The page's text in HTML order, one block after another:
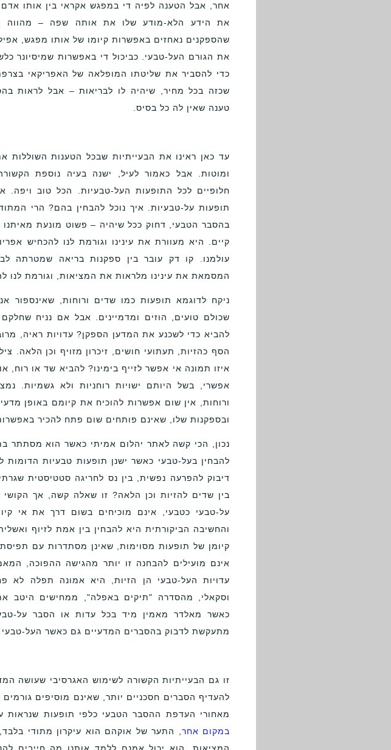
אחר, אבל הטענה לפיה די במפגש אקראי בין אותו אדם
את הידע הלא-מודע שלו את אותה שפה – מהווה
שהספקנים נאחזים באפשרות קיומו של אותו מפגש,
את הגורם העל-טבעי. כביכול די באפשרות שמיסיונר
כדי להסביר את שליטתו המופלאה של האפריקאי
שכזה בכל מחיר, שיהיה לו לבריאות – אבל לראות
טענה שאין לה כל בסיס.
עד כאן ראינו את הבעייתיות שבכל הטענות השוללות
ומוטות. אבל כאמור לעיל, ישנה בעיה נוספת
חלופיים לכל התופעות העל-טבעיות. הכל טוב ויפה.
תופעות על-טבעיות. איך נוכל להבחין בהם? הרי
בהסבר הטבעי, דחוק ככל שיהיה – פשוט מונעת
קיים. היא מעוורת את עינינו וגורמת לנו להכחיש
עולמנו. קו דק עובר בין ספקנות בריאה שמטרתה
המסמאת את עינינו מלראות את המציאות, וגורמת לנו
ניקח לדוגמא תופעות כמו שדים ורוחות, שאינספור
שכולם טועים, הוזים ומדמיינים. אבל אם נניח
להביא כדי לשכנע את המדען הספקן? עדויות ראיה,
הסף כהזיות, תעתועי חושים, זיכרון מזויף וכן הלאה.
איזו תמונה אי אפשר לזייף בימינו? להביא שד או
אפשרי, בשל היותם ישויות רוחניות ולא גשמיות.
ורוחות, אין שום אפשרות להוכיח את קיומם באופן
ובספקנות שלו, שאינם פותחים שום פתח להכיר באפשרות
נכון, הכי קשה לאתר יהלום אמיתי כאשר הוא מסתתר
להבחין בעל-טבעי כאשר ישנן תופעות טבעיות הדומות
דיבוק להפרעה נפשית, בין נס לחריגה סטטיסטית
בין שדים להזיות וכן הלאה? זו שאלה קשה, אך הקושי
על-טבעי כטבעי, אינם מוכיחים בשום דרך את אי
והחשיבה הביקורתית היא להבחין בין אמת לזיוף
קיומן של תופעות מסוימות, שאינן מסתדרות עם
אינם מועילים להבחנה זו יותר מהגישה ההפוכה,
עדויות העל-טבעי הן הזיות, היא אמונה תפלה לא
וסקאלי, מהסדרה "תיקים באפלה", ממחישים היטב
כאשר מאלדר מאמין מיד בכל עדות או הסבר על-
מתעקשת לדבוק בהסברים המדעיים גם כאשר העל-טבעי
זו גם הבעייתיות הקשורה לשימוש האגרסיבי שעושה
להעדיף הסברים חסכניים יותר, שאינם מוסיפים
מאחורי העדפת ההסבר הטבעי כלפי תופעות שנראות
במקום אחר , התער של אוקהם הוא עיקרון מתודי בלבד,